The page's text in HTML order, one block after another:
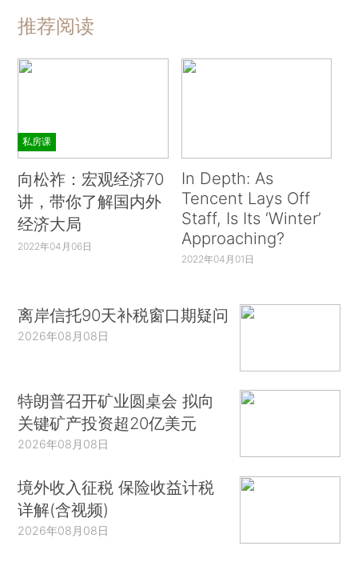
推荐阅读
私房课
向松祚：宏观经济70
讲，带你了解国内外
经济大局
2022年04月06日
In Depth: As
Tencent Lays Off
Staff, Is Its ‘Winter’
Approaching?
2022年04月01日
离岸信托90天补税窗口期疑问
2026年08月08日
特朗普召开矿业圆桌会 拟向
关键矿产投资超20亿美元
2026年08月08日
境外收入征税 保险收益计税
详解(含视频)
2026年08月08日